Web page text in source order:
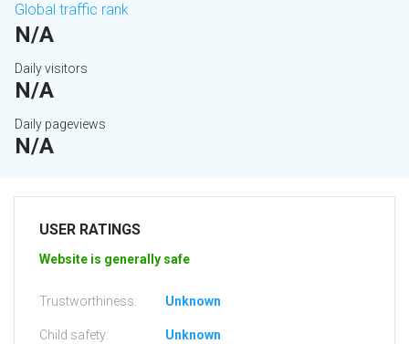
Global traffic rank
N/A
Daily visitors
N/A
Daily pageviews
N/A
USER RATINGS
Website is generally safe
Trustworthiness: Unknown
Child safety: Unknown